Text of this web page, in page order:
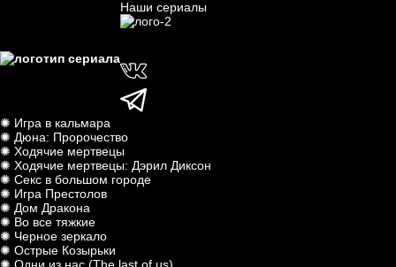
Наши сериалы
✺ Игра в кальмара
✺ Дюна: Пророчество
✺ Ходячие мертвецы
✺ Ходячие мертвецы: Дэрил Диксон
✺ Секс в большом городе
✺ Игра Престолов
✺ Дом Дракона
✺ Во все тяжкие
✺ Черное зеркало
✺ Острые Козырьки